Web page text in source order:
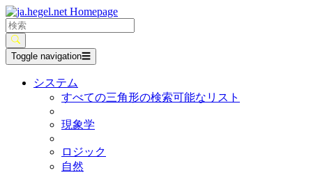
Toggle navigation☰
システム
すべての三角形の検索可能なリスト
現象学
ロジック
自然